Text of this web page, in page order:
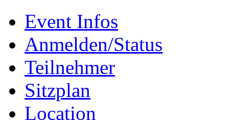
Event Infos
Anmelden/Status
Teilnehmer
Sitzplan
Location